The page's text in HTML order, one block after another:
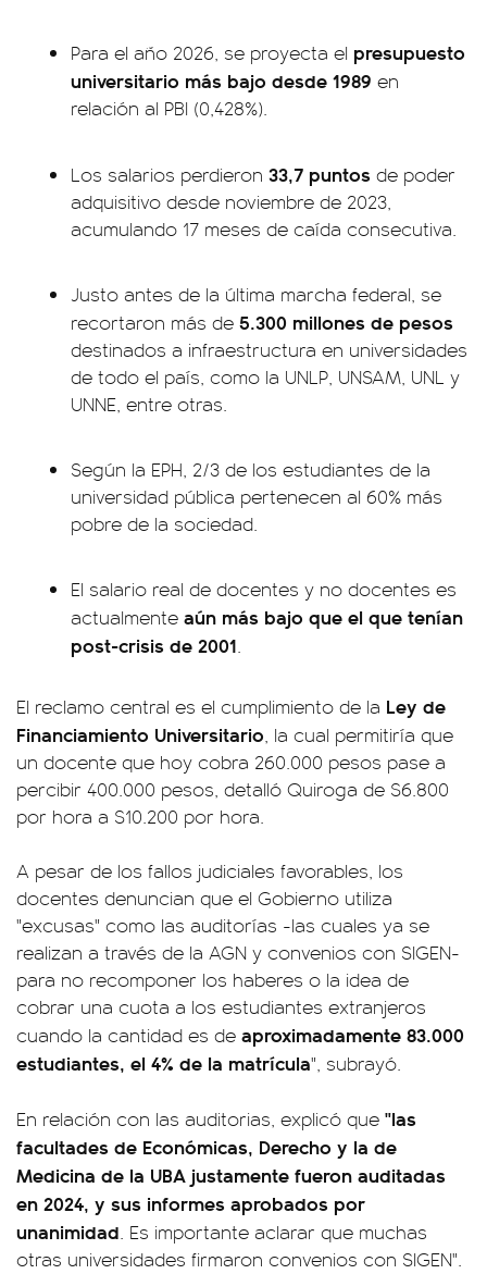
Para el año 2026, se proyecta el presupuesto
universitario más bajo desde 1989 en
relación al PBI (0,428%).
Los salarios perdieron 33,7 puntos de poder
adquisitivo desde noviembre de 2023,
acumulando 17 meses de caída consecutiva.
Justo antes de la última marcha federal, se
recortaron más de 5.300 millones de pesos
destinados a infraestructura en universidades
de todo el país, como la UNLP, UNSAM, UNL y
UNNE, entre otras.
Según la EPH, 2/3 de los estudiantes de la
universidad pública pertenecen al 60% más
pobre de la sociedad.
El salario real de docentes y no docentes es
actualmente aún más bajo que el que tenían
post-crisis de 2001.
El reclamo central es el cumplimiento de la Ley de
Financiamiento Universitario, la cual permitiría que
un docente que hoy cobra 260.000 pesos pase a
percibir 400.000 pesos, detalló Quiroga de $6.800
por hora a $10.200 por hora.
A pesar de los fallos judiciales favorables, los
docentes denuncian que el Gobierno utiliza
"excusas" como las auditorías -las cuales ya se
realizan a través de la AGN y convenios con SIGEN-
para no recomponer los haberes o la idea de
cobrar una cuota a los estudiantes extranjeros
cuando la cantidad es de aproximadamente 83.000
estudiantes, el 4% de la matrícula", subrayó.
En relación con las auditorias, explicó que "las
facultades de Económicas, Derecho y la de
Medicina de la UBA justamente fueron auditadas
en 2024, y sus informes aprobados por
unanimidad. Es importante aclarar que muchas
otras universidades firmaron convenios con SIGEN".